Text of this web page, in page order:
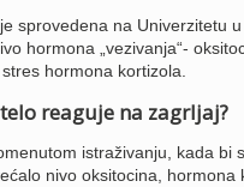
sprovedena na Univerzitetu
hormona „vezivanja“-
hormona kortizola.
reaguje na zagrljaj?
istraživanju, kada bi
nivo oksitocina,